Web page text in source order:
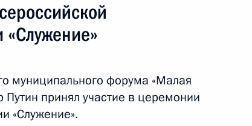
сообщества
премии «Служение»
муниципального форума «Малая
принял участие в церемонии
«Служение».